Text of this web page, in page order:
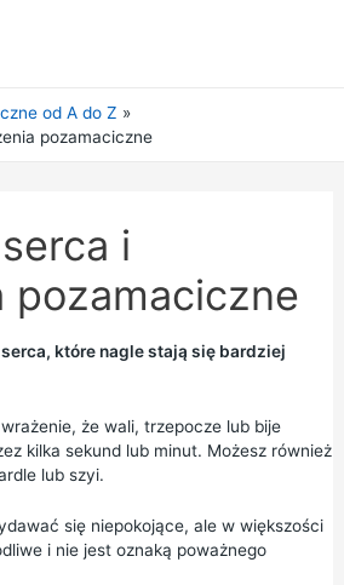
od A do Z
pozamaciczne
i
pozamaciczne
które nagle stają się bardziej
że wali, trzepocze lub bije
kilka sekund lub minut. Możesz również
lub szyi.
się niepokojące, ale w większości
i nie jest oznaką poważnego